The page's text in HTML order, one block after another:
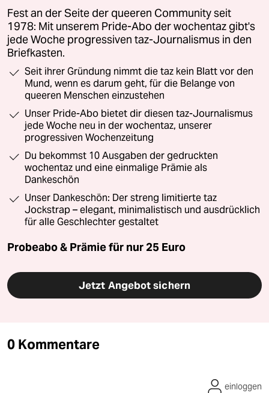
Fest an der Seite der queeren Community seit
1978: Mit unserem Pride-Abo der wochentaz gibt's
jede Woche progressiven taz-Journalismus in den
Briefkasten.
Seit ihrer Gründung nimmt die taz kein Blatt vor den
Mund, wenn es darum geht, für die Belange von
queeren Menschen einzustehen
Unser Pride-Abo bietet dir diesen taz-Journalismus
jede Woche neu in der wochentaz, unserer
progressiven Wochenzeitung
Du bekommst 10 Ausgaben der gedruckten
wochentaz und eine einmalige Prämie als
Dankeschön
Unser Dankeschön: Der streng limitierte taz
Jockstrap – elegant, minimalistisch und ausdrücklich
für alle Geschlechter gestaltet
Probeabo & Prämie für nur 25 Euro
Jetzt Angebot sichern
0 Kommentare
einloggen